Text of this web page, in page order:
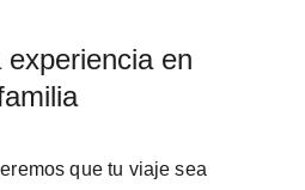
experiencia en
que tu viaje sea